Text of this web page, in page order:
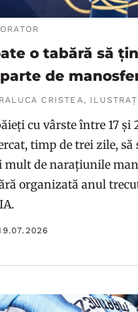
o tabără să
de
CRISTEA,
cu vârste între 17 și
timp de trei zile, să
mult de narațiunile
organizată anul